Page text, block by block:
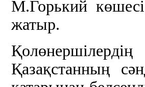
М.Горький
жатыр.
Қазақстанның